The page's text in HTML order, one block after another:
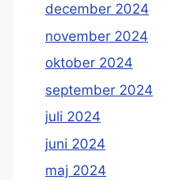
december 2024
november 2024
oktober 2024
september 2024
juli 2024
juni 2024
maj 2024